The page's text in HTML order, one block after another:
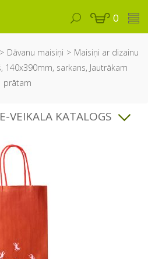
0
Dāvanu maisiņi
Maisiņi ar dizainu
140x390mm, sarkans, Jautrākam
prātam
E-VEIKALA KATALOGS